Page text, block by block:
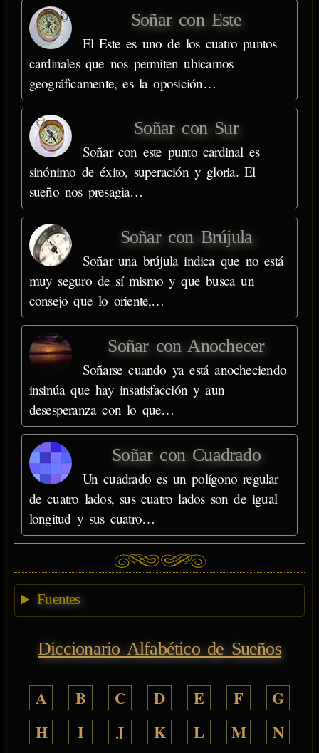
Soñar con Este
El Este es uno de los cuatro puntos
cardinales que nos permiten ubicarnos
geográficamente, es la oposición…
Soñar con Sur
Soñar con este punto cardinal es
sinónimo de éxito, superación y gloria. El
sueño nos presagia…
Soñar con Brújula
Soñar una brújula indica que no está
muy seguro de sí mismo y que busca un
consejo que lo oriente,…
Soñar con Anochecer
Soñarse cuando ya está anocheciendo
insinúa que hay insatisfacción y aun
desesperanza con lo que…
Soñar con Cuadrado
Un cuadrado es un polígono regular
de cuatro lados, sus cuatro lados son de igual
longitud y sus cuatro…
Fuentes
Diccionario Alfabético de Sueños
A B C D E F
G
H
I J K L M
N